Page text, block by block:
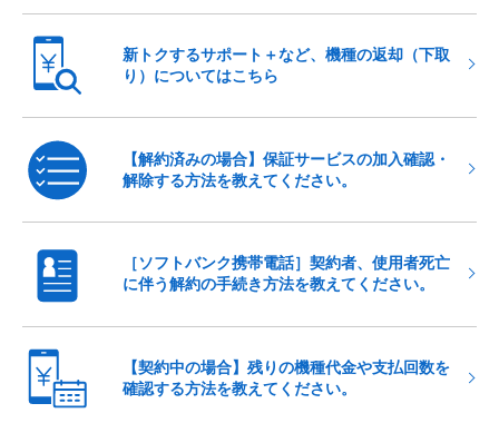
新トクするサポート＋など、機種の返却（下取
り）についてはこちら
【解約済みの場合】保証サービスの加入確認・
解除する方法を教えてください。
［ソフトバンク携帯電話］契約者、使用者死亡
に伴う解約の手続き方法を教えてください。
【契約中の場合】残りの機種代金や支払回数を
確認する方法を教えてください。